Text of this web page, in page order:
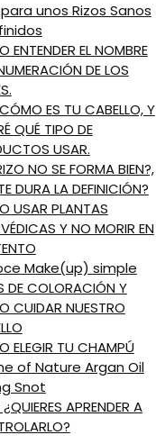
unos Rizos Sanos
ENTENDER EL NOMBRE
DE LOS
ES TU CABELLO, Y
QUÉ TIPO DE
USAR.
NO SE FORMA BIEN?,
DURA LA DEFINICIÓN?
USAR PLANTAS
Y NO MORIR EN
Make(up) simple
DE COLORACIÓN Y
CUIDAR NUESTRO
ELEGIR TU CHAMPÚ
of Nature Argan Oil
Snot
APRENDER A